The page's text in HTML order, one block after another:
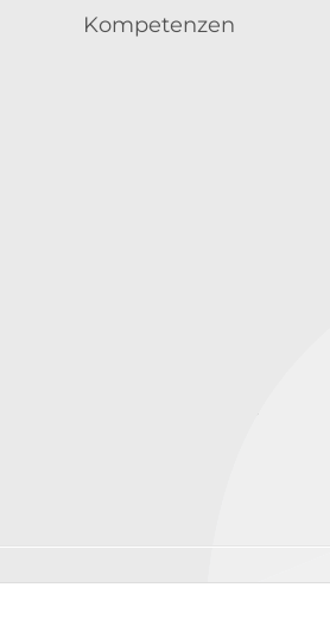
Kompetenzen